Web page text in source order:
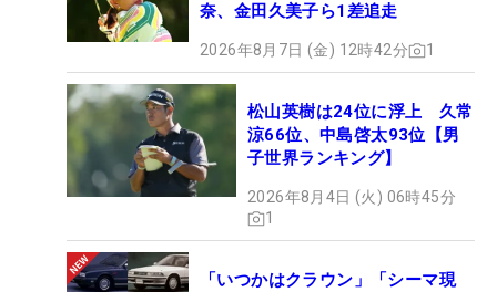
奈、金田久美子ら1差追走
2026年8月7日 (金) 12時42分 1
松山英樹は24位に浮上 久常
涼66位、中島啓太93位【男
子世界ランキング】
2026年8月4日 (火) 06時45分
1
「いつかはクラウン」「シーマ現